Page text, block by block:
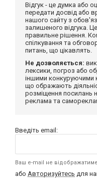
Відгук - це думка або
передати досвід або
нашого сайту з
залишеного відгука.
правильне рішення.
спілкування та
питань, що цікавлять.
Не дозволяється:
лексики, погроз або
іншими конкуруючими
що ображають
розміщення посилань
реклама та
Введіть email:
Ваш e-mail не
або Авторизуйтесь для